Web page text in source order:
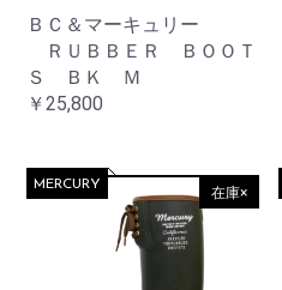
ＢＣ＆マーキュリー
ＲＵＢＢＥＲ ＢＯＯＴ
Ｓ ＢＫ Ｍ
￥25,800
在庫×
MERCURY